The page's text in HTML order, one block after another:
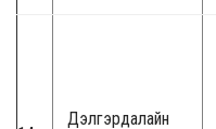
Дэлгэрдалайн